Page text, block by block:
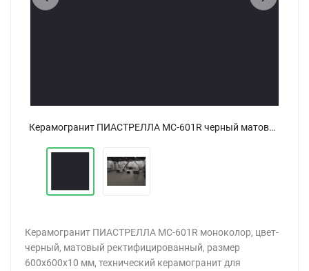
Керамогранит ПИАСТРЕЛЛА MC-601R черный матовый 60x60
Керамогранит ПИАСТРЕЛЛА MC-601R моноколор, цвет-
черный, матовый ректифицированный, размер
600x600x10 мм, технический керамогранит для